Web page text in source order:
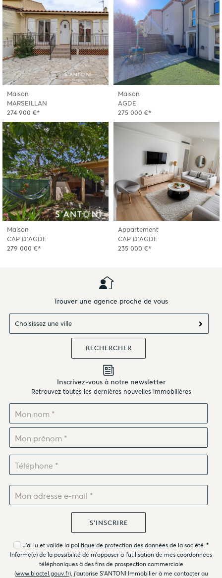
Maison
MARSEILLAN
274 900 €*
Maison
AGDE
275 000 €*
Maison
CAP D'AGDE
279 000 €*
Appartement
CAP D'AGDE
235 000 €*
Trouver une agence proche de vous
Choisissez une ville
Inscrivez-vous à notre newsletter
Retrouvez toutes les dernières nouvelles immobilières
J'ai lu et valide la politique de protection des donnéesde la société. *
Informé(e) de la possibilité de m'opposer à l'utilisation de mes coordonnées
téléphoniques à des fins de prospection commerciale
(www.bloctel.gouv.fr), j'autorise S'ANTONI Immobilier à me contacter au